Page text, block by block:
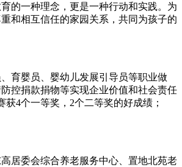
的一种理念，更是一种行动和实践。为
和相互信任的家园关系，共同为孩子的
育婴员、婴幼儿发展引导员等职业做
控捐款捐物等实现企业价值和社会责任
4个一等奖，2个二等奖的好成绩；
居委会综合养老服务中心、置地北苑老